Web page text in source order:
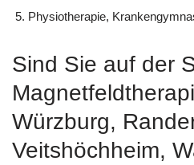
Physiotherapie,
Sind Sie auf der
Würzburg,
Veitshöchheim,